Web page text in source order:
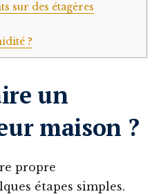
sur des étagères
?
un
maison ?
propre
étapes simples.